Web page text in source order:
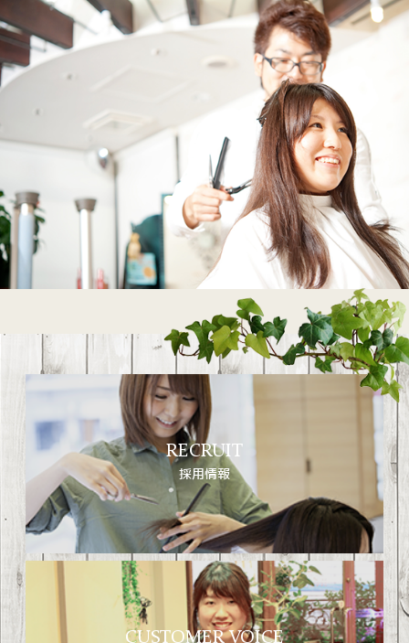
RECRUIT
採用情報
CUSTOMER VOICE